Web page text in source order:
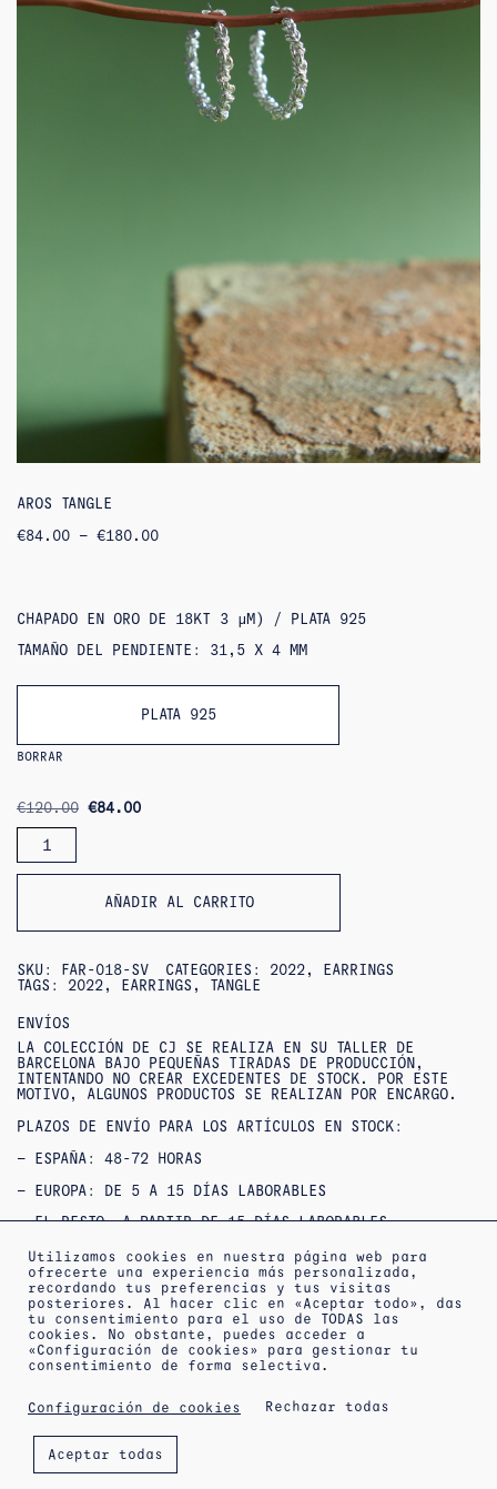
AROS TANGLE
€84.00 – €180.00RANGO
€
A
180,00
€
CHAPADO EN ORO DE 18KT 3 ΜM) / PLATA 925
TAMAÑO DEL PENDIENTE: 31,5 X 4 MM
PLATA 925
BORRAR
€120.00 ORIGINAL
€84.00CURRENT
AROS
TANGLE
AÑADIR AL CARRITO
SKU: FAR-018-SV CATEGORIES: 2022 , EARRINGS
TAGS: 2022 , EARRINGS , TANGLE
ENVÍOS
LA COLECCIÓN DE CJ SE REALIZA EN SU TALLER DE
BARCELONA BAJO PEQUEÑAS TIRADAS DE PRODUCCIÓN,
INTENTANDO NO CREAR EXCEDENTES DE STOCK. POR ESTE
MOTIVO, ALGUNOS PRODUCTOS SE REALIZAN POR ENCARGO.
PLAZOS DE ENVÍO PARA LOS ARTÍCULOS EN STOCK:
– ESPAÑA: 48-72 HORAS
– EUROPA: DE 5 A 15 DÍAS LABORABLES
– EL RESTO, A PARTIR DE 15 DÍAS LABORABLES
SI NO ENCUENTRAS TU TALLA O QUIERES CONSULTAR
DISPONIBILIDAD / ENTREGAS URGENTES,
PUEDESCONTACTAR
CON NOSOTROS.
OUTLET : NO SE ACEPTAN DEVOLUCIONES NI CAMBIOS***
***PRODUCTOS REBAJADOS: NO SE ACEPTAN CAMBIOS NI
DEVOLUCIONES***
ACERCA DE INFORMACIÓN DE ENVÍO
POLÍTICA DE PRIVACIDAD
Utilizamos cookies en nuestra página web para
ofrecerte una experiencia más personalizada,
recordando tus preferencias y tus visitas
posteriores. Al hacer clic en «Aceptar todo», das
tu consentimiento para el uso de TODAS las
cookies. No obstante, puedes acceder a
«Configuración de cookies» para gestionar tu
consentimiento de forma selectiva.
Configuración de cookies Rechazar todas
Aceptar todas